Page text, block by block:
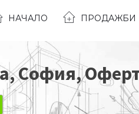
НАЧАЛО ПРОДАЖБИ
София,